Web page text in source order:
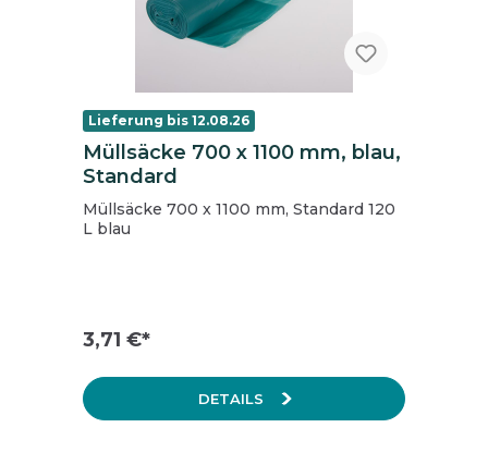
Lieferung bis 12.08.26
Müllsäcke 700 x 1100 mm, blau,
Standard
Müllsäcke 700 x 1100 mm, Standard 120
L blau
3,71 €*
DETAILS